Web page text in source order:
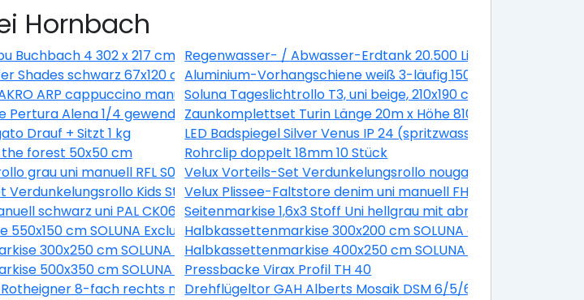
Hornbach
Buchbach 4 302 x 217 cm terragrauRegenwasser- / Abwasser-Erdtank 20.500 Liter GVT 20.5
Shades schwarz 67x120 cmAluminium-Vorhangschiene weiß 3-läufig 150 cm
ARP cappuccino manuell 94x118 cm (08)Soluna Tageslichtrollo T3, uni beige, 210x190 cm
Alena 1/4 gewendelt mit Einzelstabgeländer 14 Steigungen/ 13 Stufen 85 cm
Zaunkomplettset Turin Länge 20m x Höhe 810 mm inkl.
Drauf + Sitzt 1 kg
LED Badspiegel Silver Venus IP 24 (spritzwassergeschützt)
forest 50x50 cm
Rohrclip doppelt 18mm 10 Stück
grau uni manuell RFL S04 4161SVelux Vorteils-Set Verdunkelungsrollo nougat uni und
weiß manuell DFD M04 4581SWL
Kids Straßen plus Faltstore Plissee weiß DFD M10 4655S
Velux Plissee-Faltstore denim uni manuell FHL UK04 1286SWL
schwarz uni PAL CK06 7062SSeitenmarkise 1,6x3 Stoff Uni hellgrau mit abnehmbarem
Becken rechts
550x150 cm SOLUNA Exclusiv mit Motor Dessin 8430 Gestell silber
Halbkassettenmarkise 300x200 cm SOLUNA ohne Motor
300x250 cm SOLUNA ohne Motor Dessin 320477
Halbkassettenmarkise 400x250 cm SOLUNA ohne Motor
500x350 cm SOLUNA Comfort mit Motor Dessin Trend U190 inkl. Sonnen und
Pressbacke Virax Profil TH 40
Links/Rechts8-fach rechts mit Laschen Typ E 500x1100 mm RAL geprüft
Drehflügeltor GAH Alberts Mosaik DSM 6/5/6 inkl.